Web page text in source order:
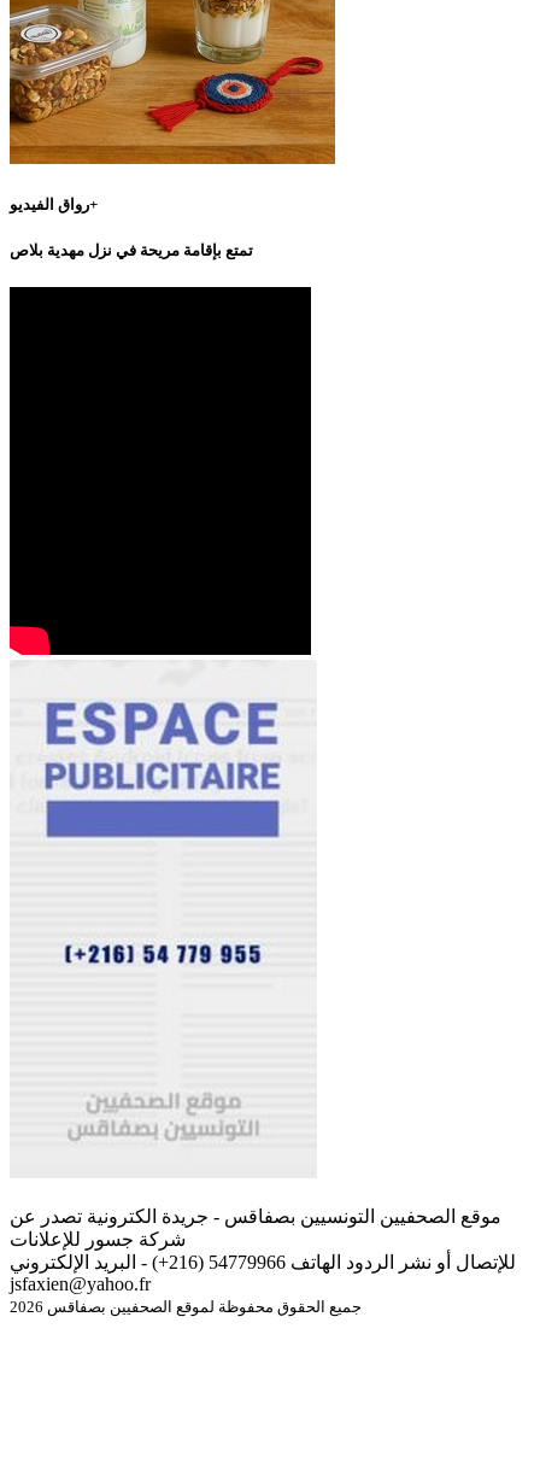
رواق الفيديو+
تمتع بإقامة مريحة في نزل مهدية بلاص
موقع الصحفيين التونسيين بصفاقس - جريدة الكترونية تصدر عن
شركة جسور للإعلانات
للإتصال أو نشر الردود الهاتف 54779966 (216+) - البريد الإلكتروني
jsfaxien@yahoo.fr
جميع الحقوق محفوظة لموقع الصحفيين بصفاقس 2026